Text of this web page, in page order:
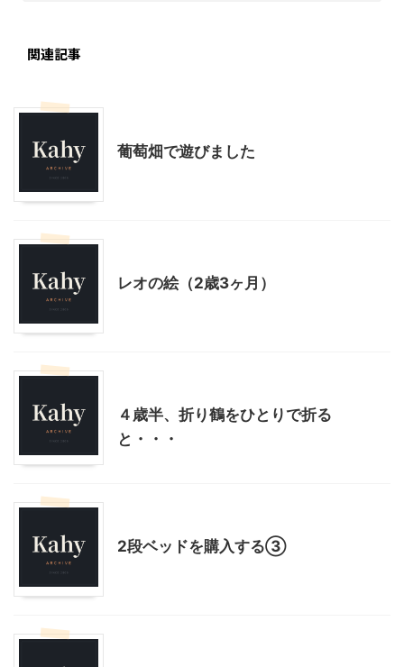
関連記事
葡萄畑で遊びました
レオの絵（2歳3ヶ月）
４歳半、折り鶴をひとりで折る
と・・・
2段ベッドを購入する③